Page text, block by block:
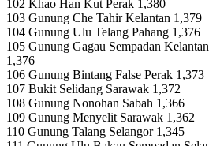
102 Khao Han Kut Perak 1,380
103 Gunung Che Tahir Kelantan 1,379
104 Gunung Ulu Telang Pahang 1,376
105 Gunung Gagau Sempadan
1,376
106 Gunung Bintang False Perak 1,373
107 Bukit Selidang Sarawak 1,372
108 Gunung Nonohan Sabah 1,366
109 Gunung Menyelit Sarawak 1,362
110 Gunung Talang Selangor 1,345